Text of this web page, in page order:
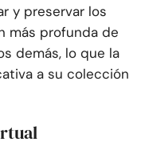
y preservar los
más profunda de
demás, lo que la
a su colección